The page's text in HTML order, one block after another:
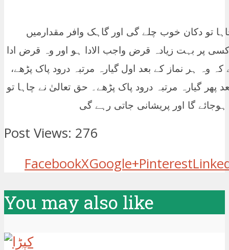
تو دکان خوب چلے گی اور گاہک وافر مقدارمیں
پر بہت زیادہ قرض واجب الادا ہو اور وہ قرض ادا
وہ ہر نماز کے بعد اول گیارہ مرتبہ درود پاک پڑھے،
بعد پھر گیارہ مرتبہ درود پاک پڑھے۔ حق تعالیٰ نے چاہا تو
گا اور پریشانی جاتی رہے گی
Post Views: 276
FacebookXGoogle+Pinterest
You may also like